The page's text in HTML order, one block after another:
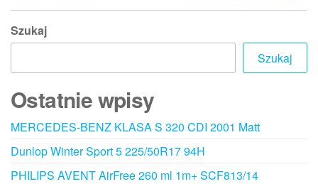
Szukaj
Szukaj
Ostatnie wpisy
MERCEDES-BENZ KLASA S 320 CDI 2001 Matt
Dunlop Winter Sport 5 225/50R17 94H
PHILIPS AVENT AirFree 260 ml 1m+ SCF813/14